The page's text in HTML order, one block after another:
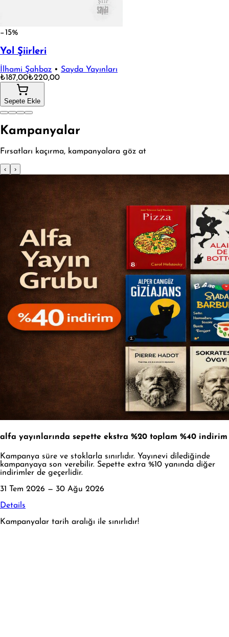
−15%
Yol Şiirleri
İlhami Şahbaz • Sayda Yayınları
₺187,00₺220,00
Sepete Ekle
Kampanyalar
Fırsatları kaçırma, kampanyalara göz at
‹ ›
alfa yayınlarında sepette ekstra %20 toplam %40 indirim
Kampanya süre ve stoklarla sınırlıdır. Yayınevi dilediğinde
kampanyaya son verebilir. Sepette extra %10 yanında diğer
indirimler de geçerlidir.
31 Tem 2026 — 30 Ağu 2026
Details
Kampanyalar tarih aralığı ile sınırlıdır!